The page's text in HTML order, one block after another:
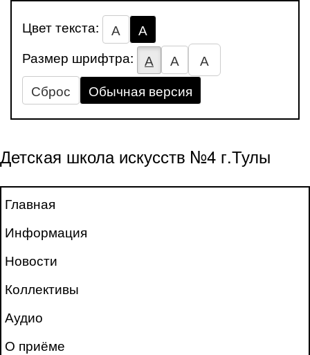
Цвет текста: А
А
Размер шрифтра:
А А
А
Сброс
Обычная версия
Детская школа искусств №4 г.Тулы
Главная
Информация
Новости
Коллективы
Аудио
О приёме